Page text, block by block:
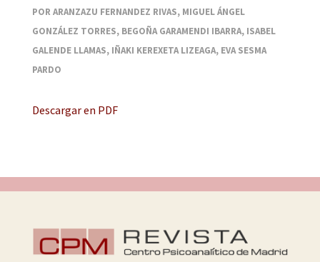
POR ARANZAZU FERNANDEZ RIVAS, MIGUEL ÁNGEL
GONZÁLEZ TORRES, BEGOÑA GARAMENDI IBARRA, ISABEL
GALENDE LLAMAS, IÑAKI KEREXETA LIZEAGA, EVA SESMA
PARDO
Descargar en PDF